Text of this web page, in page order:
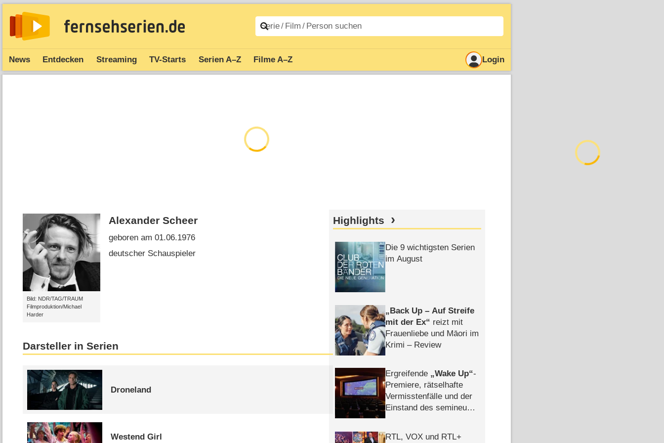
News Entdecken Streaming TV-Starts Serien A–Z Filme A–Z Login
Bild: NDR/TAG/TRAUM
Filmproduktion/Michael
Harder
Alexander Scheer
geboren am 01.06.1976
deutscher Schauspieler
Darsteller in Serien
Droneland
Westend Girl
Highlights
Die 9 wichtigsten Serien
im August
Back Up – Auf Streife
mit der Ex
reizt mit
Frauenliebe und Māori im
Krimi – Review
Ergreifende Wake Up -
Premiere, rätselhafte
Vermisstenfälle und der
Einstand des semineuen
RTL, VOX und RTL+